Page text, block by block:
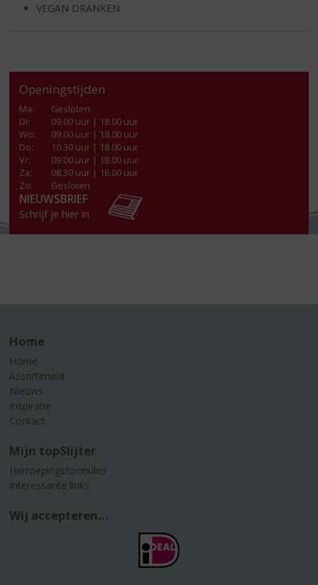
VEGAN DRANKEN
Openingstijden
Ma:
Gesloten
Di:
09.00 uur | 18.00 uur
Wo:
09.00 uur | 18.00 uur
Do:
10.30 uur | 18.00 uur
Vr:
09.00 uur | 18.00 uur
Za:
08.30 uur | 16.00 uur
Zo:
Gesloten
NIEUWSBRIEF
Schrijf je hier in
Home
Home
Assortiment
Nieuws
Inspiratie
Contact
Mijn topSlijter
Herroepingsformulier
Interessante links
Wij accepteren...